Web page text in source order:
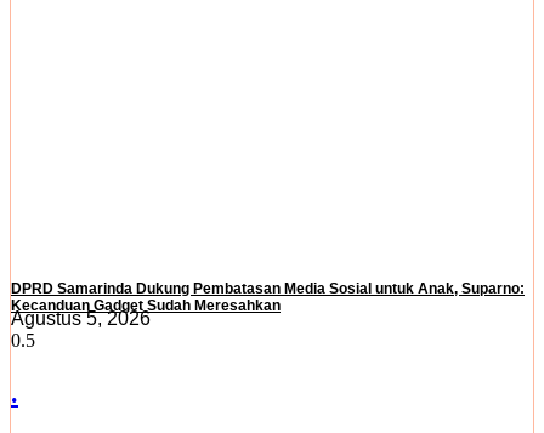
DPRD Samarinda Dukung Pembatasan Media Sosial untuk Anak, Suparno:
Kecanduan Gadget Sudah Meresahkan
Agustus 5, 2026
.